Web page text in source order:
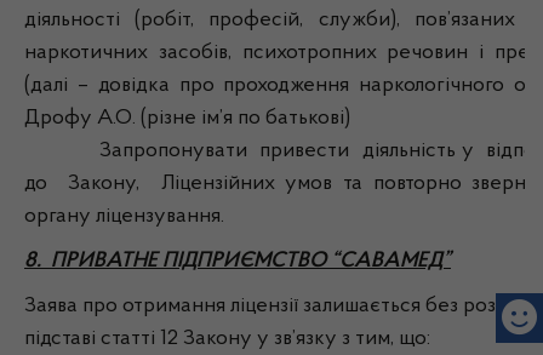
діяльності (робіт, професій, служби), пов’язаних
наркотичних засобів, психотропних речовин і
(далі – довідка про проходження наркологічного
Дрофу А.О. (різне ім’я по батькові)
Запропонувати привести діяльність у
до Закону, Ліцензійних умов та повторно
органу ліцензування.
8. ПРИВАТНЕ ПІДПРИЄМСТВО “САВАМЕД”
Заява про отримання ліцензії залишається без
підставі статті 12 Закону у зв’язку з тим, що: